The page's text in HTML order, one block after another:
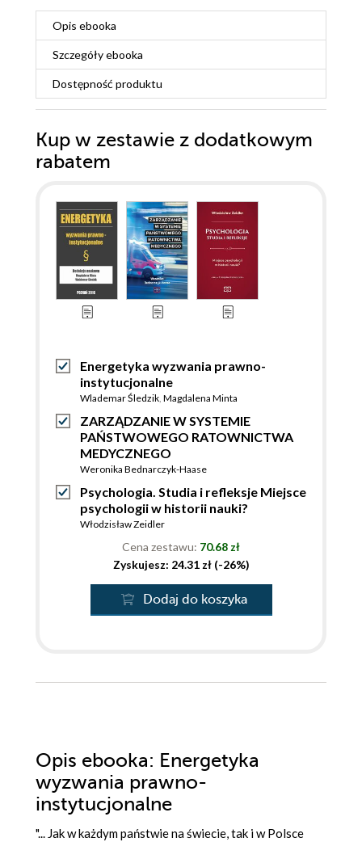
Opis ebooka
Szczegółyebooka
Dostępność produktu
Kup w zestawie z dodatkowym
rabatem
Energetyka wyzwania prawno-
instytucjonalne
Wlademar Śledzik, Magdalena Minta
ZARZĄDZANIE W SYSTEMIE
PAŃSTWOWEGO RATOWNICTWA
MEDYCZNEGO
Weronika Bednarczyk-Haase
Psychologia. Studia i refleksje Miejsce
psychologii w historii nauki?
Włodzisław Zeidler
Cena zestawu: 70.68 zł
Zyskujesz: 24.31 zł (-26%)
Dodaj do koszyka
Opis ebooka: Energetyka
wyzwania prawno-
instytucjonalne
"... Jak w każdym państwie na świecie, tak i w Polsce